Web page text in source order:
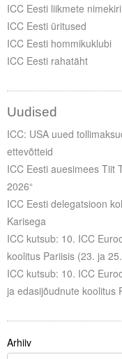
ICC Eesti liikmete nimekiri
ICC Eesti üritused
ICC Eesti hommikuklubi
ICC Eesti rahatäht
Uudised
ICC: USA uued
ettevõtteid
ICC Eesti auesimees Tiit
2026“
ICC Eesti delegatsioon
Karisega
ICC kutsub: 10. ICC
koolitus Pariisis (23. ja
ICC kutsub: 10. ICC
ja edasijõudnute koolitus
Arhiiv